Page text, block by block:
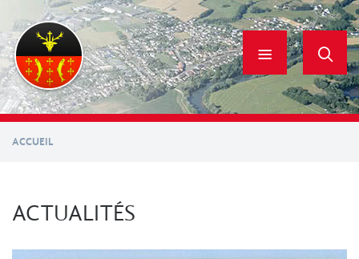
contenu
principal
ACCUEIL
ACTUALITÉS